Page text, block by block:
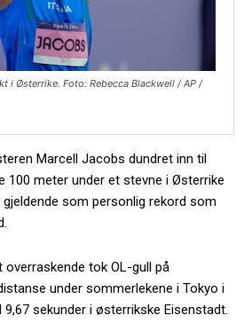
i Østerrike. Foto: Rebecca Blackwell / AP /
Marcell Jacobs dundret inn til
100 meter under et stevne i Østerrike
gjeldende som personlig rekord som
tok OL-gull på
under sommerlekene i Tokyo i
sekunder i østerrikske Eisenstadt.